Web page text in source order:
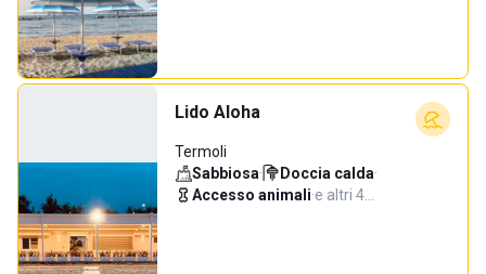
Lido Aloha
Termoli
Sabbiosa· Doccia calda·
Accesso animali·e altri 4…